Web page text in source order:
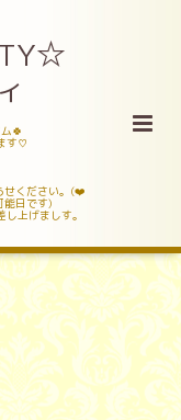
🍀
す♡
せください。(❤️
能日です)
上げましす。